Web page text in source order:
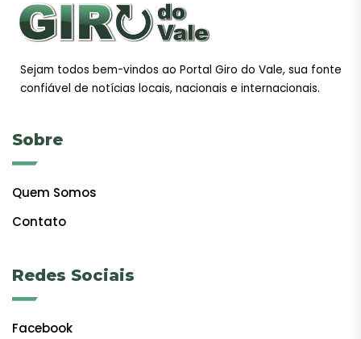
Sejam todos bem-vindos ao Portal Giro do Vale, sua fonte
confiável de notícias locais, nacionais e internacionais.
Sobre
Quem Somos
Contato
Redes Sociais
Facebook